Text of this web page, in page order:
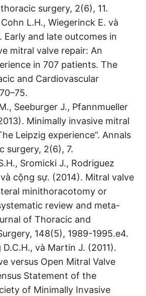
surgery, 2(6), 11.
L.H., Wiegerinck E. và
Early and late outcomes in
mitral valve repair: An
in 707 patients. The
and Cardiovascular
Seeburger J., Pfannmueller
Minimally invasive mitral
Leipzig experience”. Annals
surgery, 2(6), 7.
Sromicki J., Rodriguez
cộng sự. (2014). Mitral valve
minithoracotomy or
review and meta-
of Thoracic and
148(5), 1989-1995.e4.
D.C.H., và Martin J. (2011).
versus Open Mitral Valve
Statement of the
of Minimally Invasive